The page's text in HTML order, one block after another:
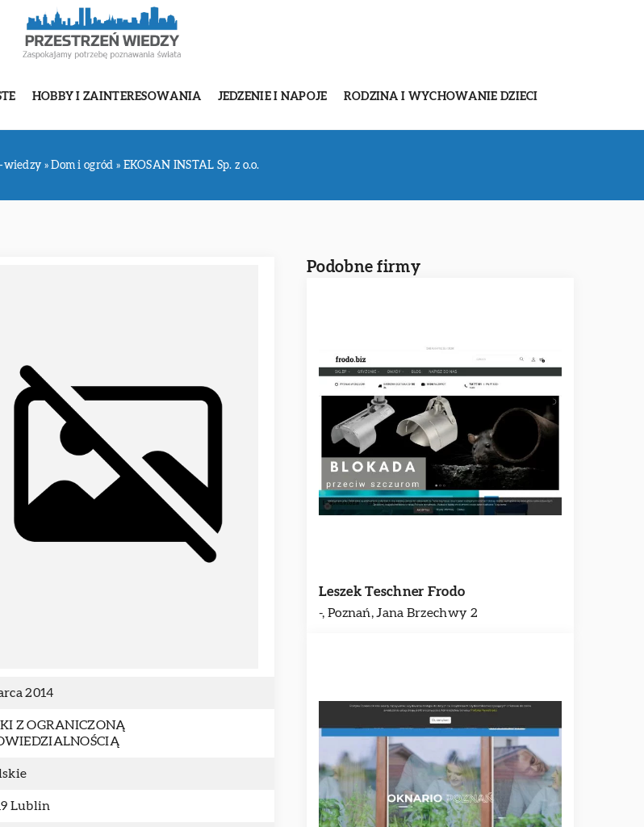
HOBBY I ZAINTERESOWANIA JEDZENIE I NAPOJE RODZINA I WYCHOWANIE DZIECI
wiedzy »Dom i ogród » EKOSAN INSTAL Sp. z o.o.
2014
Z OGRANICZONĄ
Lublin
Podobne firmy
Leszek Teschner Frodo
-, Poznań, Jana Brzechwy 2